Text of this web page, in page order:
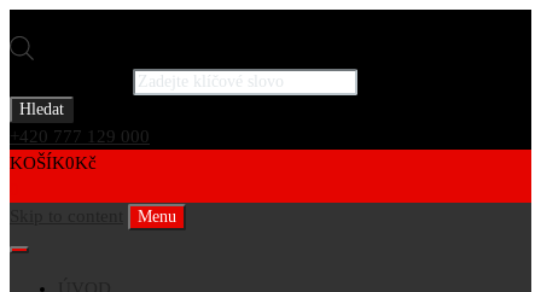
Hledat
+420 777 129 000
KOŠÍK0Kč
Menu